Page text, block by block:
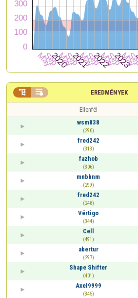
EREDMÉNYEK
 
Ellenfél
wsm838
(290)
fred242
(313)
fazhob
(306)
mnbbnm
(299)
fred242
(248)
Vértigo
(344)
Cell
(491)
abertur
(297)
Shape Shifter
(401)
Axel9999
(345)